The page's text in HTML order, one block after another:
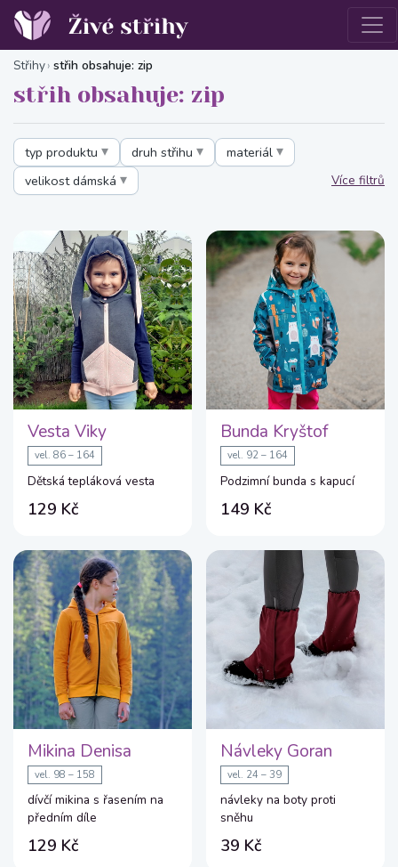
Střihy střih obsahuje: zip
střih obsahuje: zip
typ produktu druh střihu
materiál
velikost dámská
Více filtrů
Vesta Viky
vel. 86 – 164
Dětská tepláková vesta
129 Kč
Bunda Kryštof
vel. 92 – 164
Podzimní bunda s kapucí
149 Kč
Mikina Denisa
vel. 98 – 158
dívčí mikina s řasením na
předním díle
129 Kč
Návleky Goran
vel. 24 – 39
návleky na boty proti
sněhu
39 Kč